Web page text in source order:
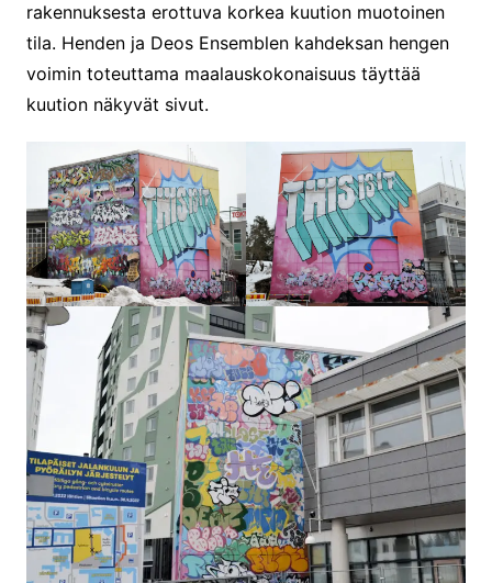
rakennuksesta erottuva korkea kuution muotoinen
tila. Henden ja Deos Ensemblen kahdeksan hengen
voimin toteuttama maalauskokonaisuus täyttää
kuution näkyvät sivut.